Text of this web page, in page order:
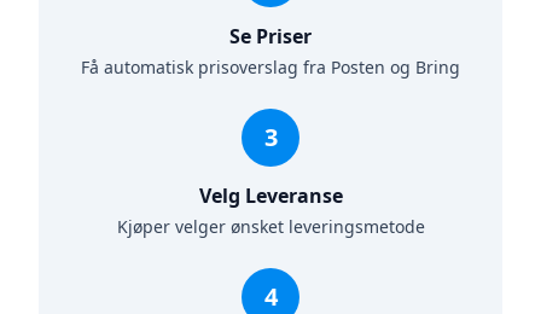
Se Priser
Få automatisk prisoverslag fra Posten og Bring
3
Velg Leveranse
Kjøper velger ønsket leveringsmetode
4